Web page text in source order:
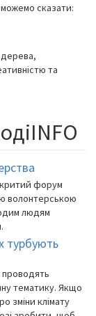
сказати:
дерева,
та
форум
волонтерською
людям
турбують
проводять
тематику. Якщо
зміни клімату